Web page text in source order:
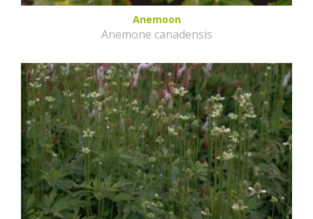
Anemoon
Anemone canadensis